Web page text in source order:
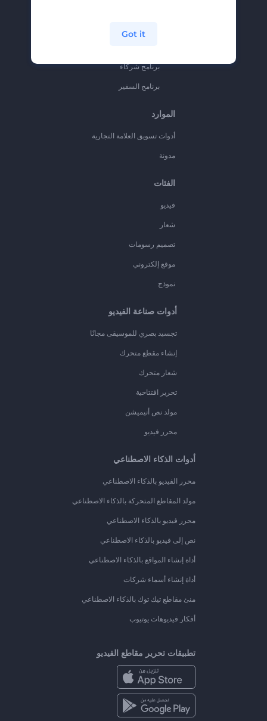
برنامج شركاء
برنامج السفير
الموارد
أدوات تسويق العلامة التجارية
مدونة
الفئات
فيديو
شعار
تصميم رسومات
موقع إلكتروني
نموذج
أدوات صناعة الفيديو
تجسيد بصري للموسيقى مجانًا
إنشاء مقطع متحرك
شعار متحرك
تحرير افتتاحية
مولد نص أنيميشن
محرر فيديو
أدوات الذكاء الاصطناعي
محرر الفيديو بالذكاء الاصطناعي
مولد المقاطع المتحركة بالذكاء الاصطناعي
محرر فيديو بالذكاء الاصطناعي
نص إلى فيديو بالذكاء الاصطناعي
أداة إنشاء المواقع بالذكاء الاصطناعي
أداة إنشاء أسماء شركات
منئ مقاطع تيك توك بالذكاء الاصطناعي
أفكار فيديوهات يوتيوب
تطبيقات تحرير مقاطع الفيديو
Got it